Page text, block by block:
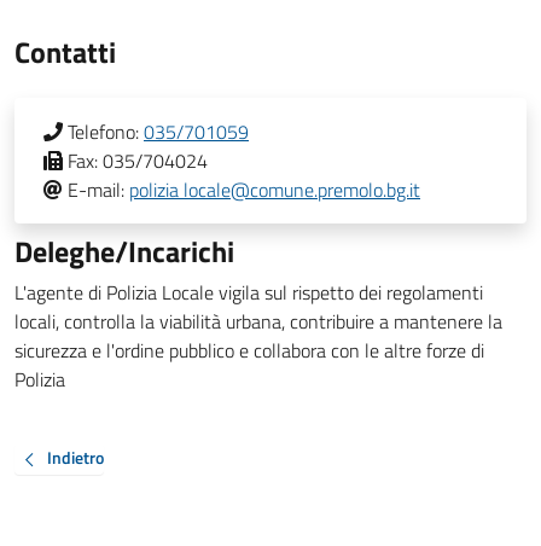
Contatti
Telefono:035/701059
Fax:035/704024
E-mail: polizia locale@comune.premolo.bg.it
Deleghe/Incarichi
L'agente di Polizia Locale vigila sul rispetto dei regolamenti
locali, controlla la viabilità urbana, contribuire a mantenere la
sicurezza e l'ordine pubblico e collabora con le altre forze di
Polizia
Indietro